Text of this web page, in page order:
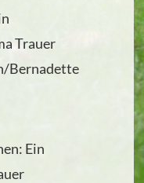
Trauer
Bernadette
Ein